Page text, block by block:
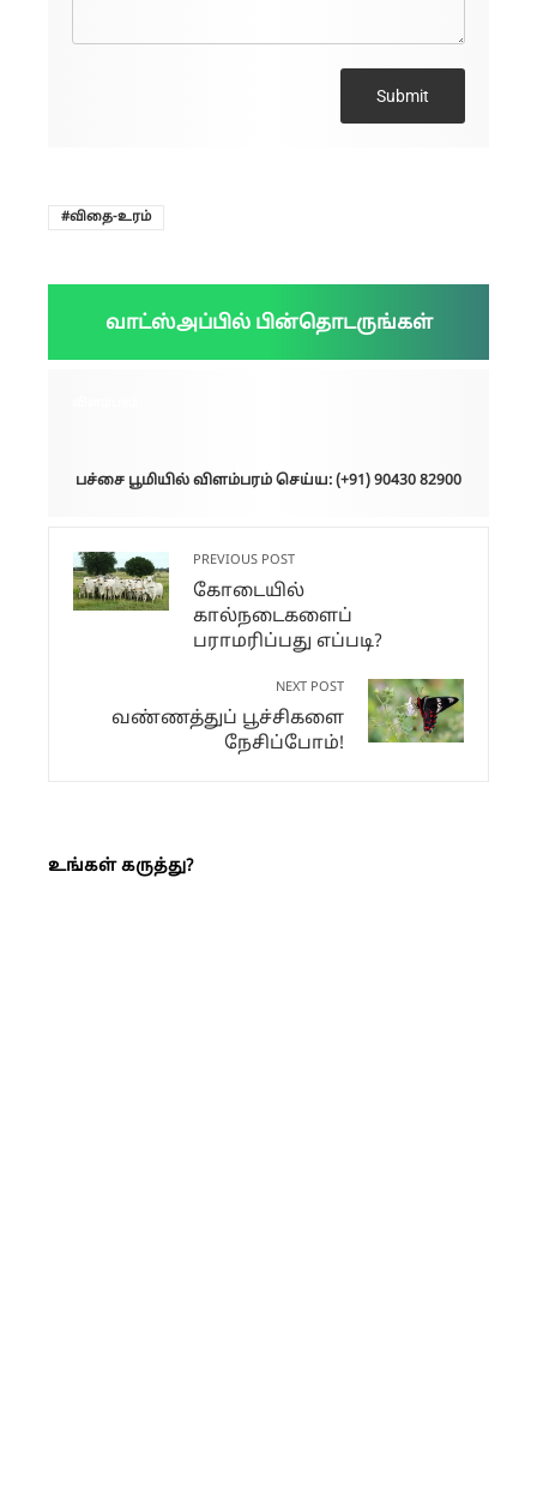
Submit
விதை-உரம்
வாட்ஸ்அப்பில் பின்தொடருங்கள்
பச்சை பூமியில் விளம்பரம் செய்ய: (+91) 90430 82900
PREVIOUS POST
கோடையில்
கால்நடைகளைப்
பராமரிப்பது எப்படி?
NEXT POST
வண்ணத்துப் பூச்சிகளை
நேசிப்போம்!
உங்கள் கருத்து?